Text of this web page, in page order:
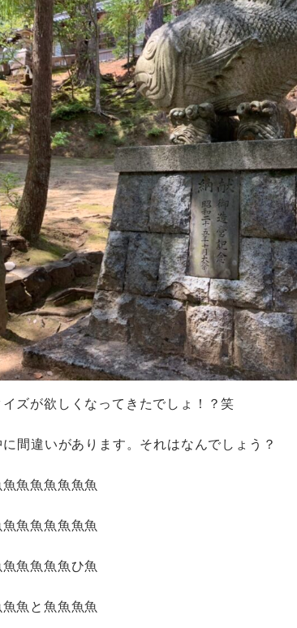
ズが欲しくなってきたでしょ！？笑
間違いがあります。それはなんでしょう？
魚魚魚魚魚魚
魚魚魚魚魚魚
魚魚魚魚ひ魚
魚と魚魚魚魚